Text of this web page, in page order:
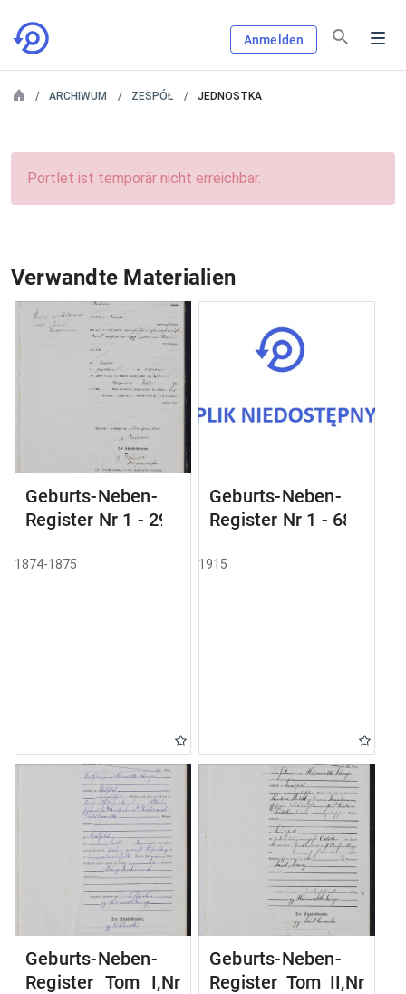
Anmelden
ARCHIWUM ZESPÓŁ JEDNOSTKA
Portlet ist temporär nicht erreichbar.
Verwandte Materialien
Geburts-Neben-
Register Nr 1 - 29
1874-1875
Geburts-Neben-
Register Nr 1 - 68
1915
Geburts-Neben-
Register Tom I,Nr
Geburts-Neben-
Register Tom II,Nr